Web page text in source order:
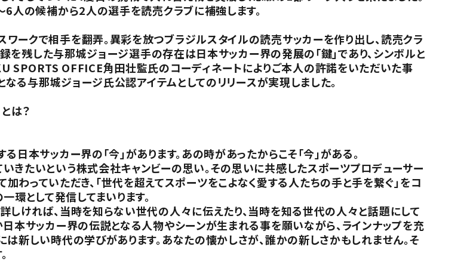
人の候補から2人の選手を読売クラブに補強します。
ークで相手を翻弄。異彩を放つブラジルスタイルの読売サッカーを作り出し、読売クラ
残した与那城ジョージ選手の存在は日本サッカー界の発展の「鍵」であり、シンボルと
SPORTS OFFICE角田壮監氏のコーディネートによりご本人の許諾をいただいた事
る与那城ジョージ氏公認アイテムとしてのリリースが実現しました。
は？
本サッカー界の「今」があります。あの時があったからこそ「今」がある。
きたいという株式会社キャンビーの思い。その思いに共感したスポーツプロデューサー
っていただき、「世代を超えてスポーツをこよなく愛する人たちの手と手を繋ぐ」をコ
環として発信してまいります。
しければ、当時を知らない世代の人々に伝えたり、当時を知る世代の人々と話題にして
日本サッカー界の伝説となる人物やシーンが生まれる事を願いながら、ラインナップを充
新しい時代の学びがあります。あなたの懐かしさが、誰かの新しさかもしれません。そ